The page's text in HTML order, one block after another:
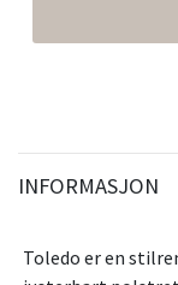
INFORMASJON
Toledo er en